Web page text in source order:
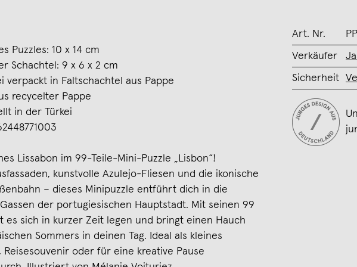
Puzzles: 10 x 14 cm
Schachtel: 9 x 6 x 2 cm
verpackt in Faltschachtel aus Pappe
recycelter Pappe
in der Türkei
Lissabon im 99-Teile-Mini-Puzzle „Lisbon“!
kunstvolle Azulejo-Fliesen und die ikonische
– dieses Minipuzzle entführt dich in die
der portugiesischen Hauptstadt. Mit seinen 99
es sich in kurzer Zeit legen und bringt einen Hauch
Sommers in deinen Tag. Ideal als kleines
Reisesouvenir oder für eine kreative Pause
Art. Nr.
Verkäufer
Sicherheit